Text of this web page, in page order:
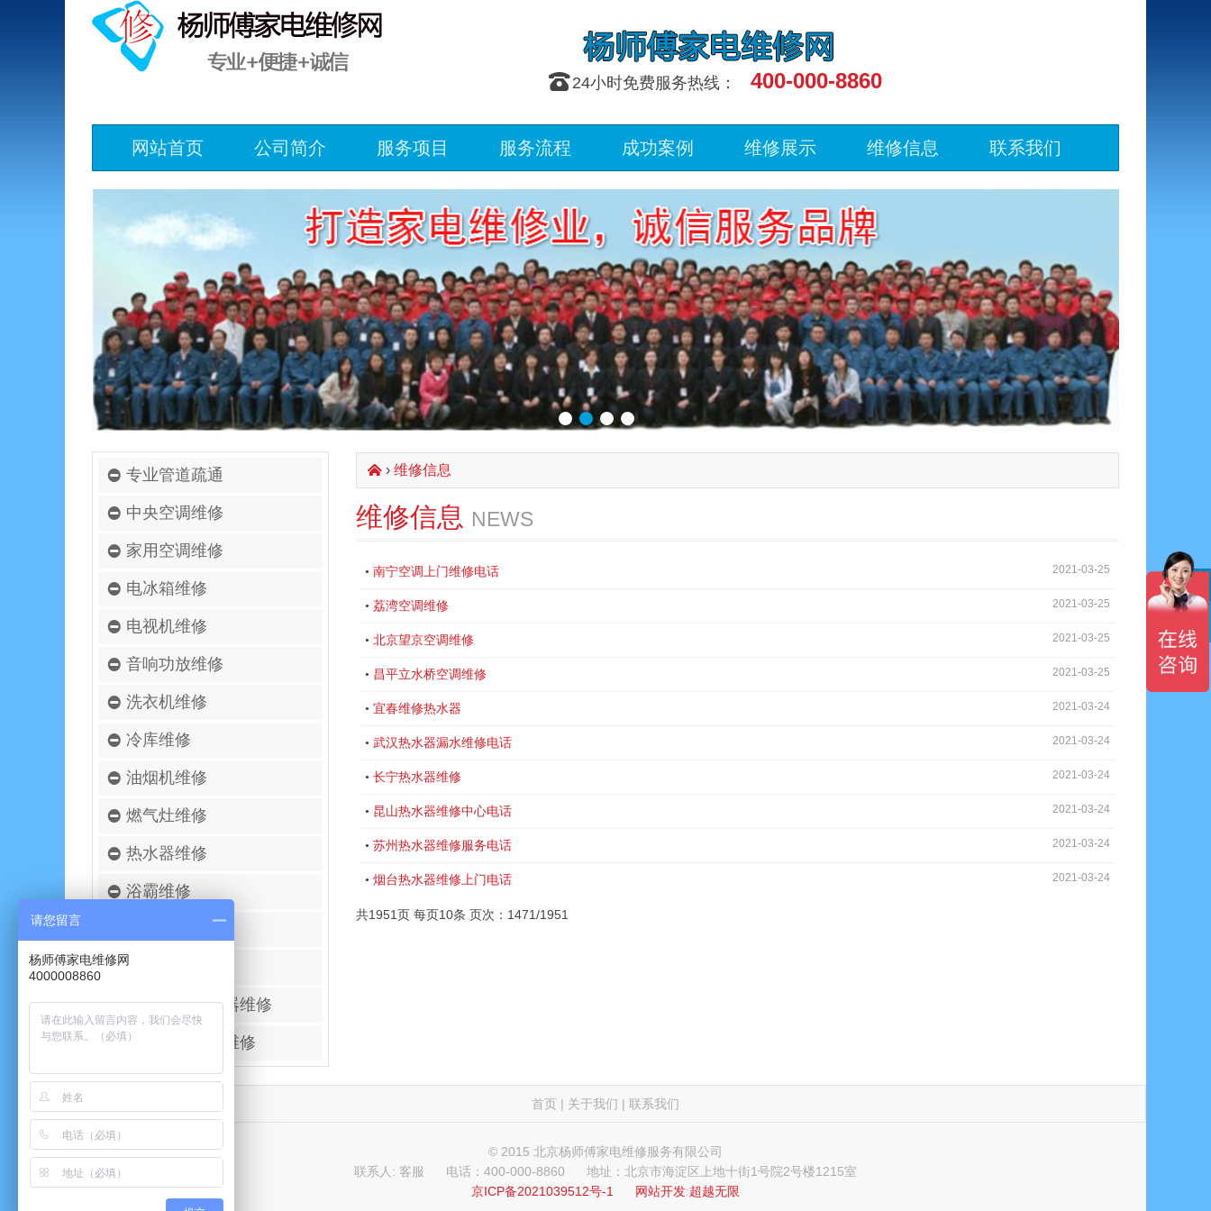
󰇯 24小时免费服务热线： 400-000-8860
网站首页 公司简介 服务项目 服务流程 成功案例 维修展示 维修信息 联系我们
专业管道疏通
中央空调维修
家用空调维修
电冰箱维修
电视机维修
音响功放维修
洗衣机维修
冷库维修
油烟机维修
燃气灶维修
热水器维修
浴霸维修
壁挂炉维修
进口空气净化器维修
太阳能热水器维修
󰄫› 维修信息
维修信息 NEWS
• 南宁空调上门维修电话 2021-03-25
• 荔湾空调维修 2021-03-25
• 北京望京空调维修 2021-03-25
• 昌平立水桥空调维修 2021-03-25
• 宜春维修热水器 2021-03-24
• 武汉热水器漏水维修电话 2021-03-24
• 长宁热水器维修 2021-03-24
• 昆山热水器维修中心电话 2021-03-24
• 苏州热水器维修服务电话 2021-03-24
• 烟台热水器维修上门电话 2021-03-24
共1951页 每页10条 页次：1471/1951
首页 | 关于我们 | 联系我们
© 2015 北京杨师傅家电维修服务有限公司
联系人: 客服
电话：400-000-8860
地址：北京市海淀区上地十街1号院2号楼1215室
京ICP备2021039512号-1
网站开发:超越无限
请您留言
杨师傅家电维修网
4000008860